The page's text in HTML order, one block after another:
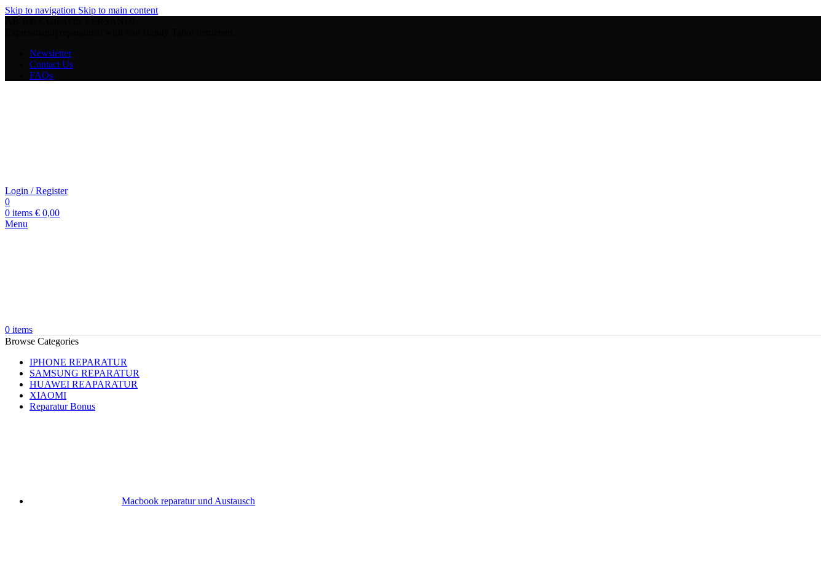
Skip to navigation Skip to main content
Newsletter
Contact Us
FAQs
Login / Register
0
0 items € 0,00
Menu
0 items
Browse Categories
IPHONE REPARATUR
SAMSUNG REPARATUR
HUAWEI REAPARATUR
XIAOMI
Reparatur Bonus
Macbook reparatur und Austausch